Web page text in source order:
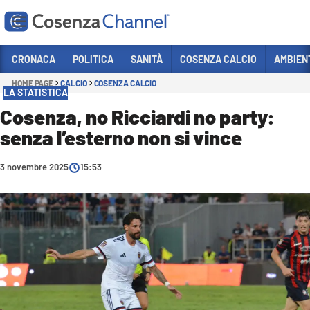
Sezioni
POLITICA
ITALIA MONDO
SANITÀ
SPORT
CULTURA
CRONACA POLITICA SANITÀ COSENZA CALCIO
HOME PAGE CALCIO COSENZA CALCIO
LA STATISTICA
Cosenza, no Ricciardi no party:
senza l’esterno non si vince
3 novembre 2025 15:53